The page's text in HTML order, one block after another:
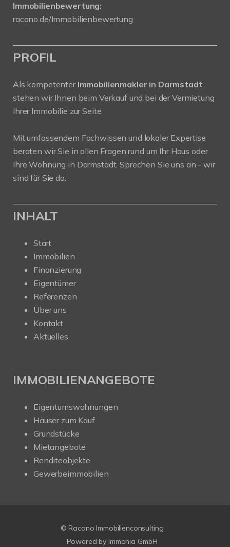
Immobilienbewertung:
racano.de/Immobilienbewertung
PROFIL
Als kompetenter Immobilienmakler in Darmstadt
stehen wir Ihnen beim Verkauf und bei der Vermietung
Ihrer Immobilie zur Seite.
Mit umfassendem Fachwissen und lokaler Expertise
beraten wir Sie in allen Fragen rund um Ihr Haus oder
Ihre Wohnung in Darmstadt. Sprechen Sie uns an - wir
sind für Sie da.
INHALT
Start
Immobilien
Finanzierung
Eigentümer
Referenzen
Über uns
Kontakt
Aktuelles
IMMOBILIENANGEBOTE
Eigentumswohnungen
Häuser zum Kauf
Grundstücke
Mietangebote
Renditeobjekte
Gewerbeimmobilien
© Racano Immobilienconsulting
Powered by Immonia GmbH